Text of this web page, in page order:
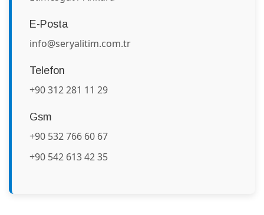
E-Posta
info@seryalitim.com.tr
Telefon
+90 312 281 11 29
Gsm
+90 532 766 60 67
+90 542 613 42 35